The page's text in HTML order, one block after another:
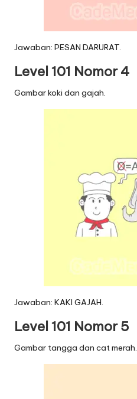
Jawaban: PESAN DARURAT.
Level 101 Nomor 4
Gambar koki dan gajah.
Jawaban: KAKI GAJAH.
Level 101 Nomor 5
Gambar tangga dan cat merah.